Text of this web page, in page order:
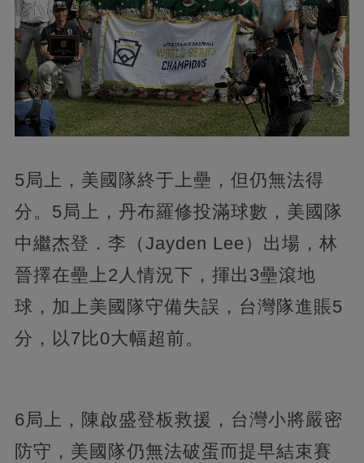
5局上，美國隊終于上壘，但仍無法得
分。5局上，丹布羅修投滿球數，美國隊
中繼杰登．李（Jayden Lee）出場，林
晉擇在壘上2人情況下，揮出3壘滾地
球，加上美國隊守備失誤，台灣隊進賬5
分，以7比0大幅超前。
6局上，陳啟盛登板救援，台灣小將嚴密
防守，美國隊仍無法破蛋而提早結束賽